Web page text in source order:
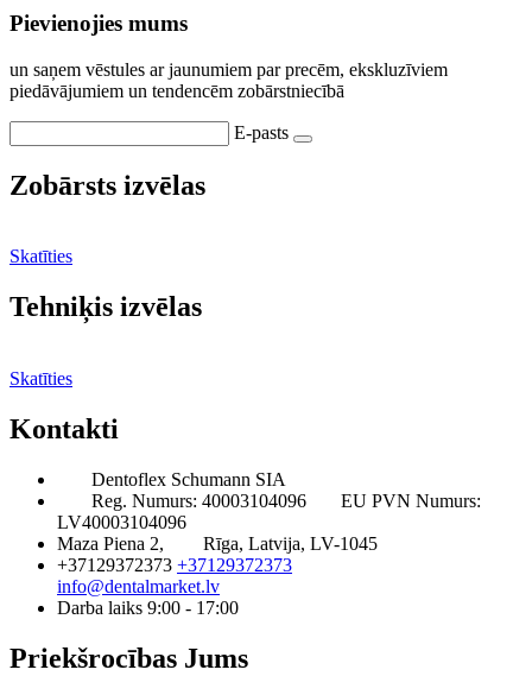
Pievienojies mums
un saņem vēstules ar jaunumiem par precēm, ekskluzīviem
piedāvājumiem un tendencēm zobārstniecībā
E-pasts
Zobārsts izvēlas
Skatīties
Tehniķis izvēlas
Skatīties
Kontakti
Dentoflex Schumann SIA
Reg. Numurs: 40003104096
EU PVN Numurs:
LV40003104096
Maza Piena 2,
Rīga, Latvija, LV-1045
+37129372373 +37129372373
info@dentalmarket.lv
Darba laiks 9:00 - 17:00
Priekšrocības Jums